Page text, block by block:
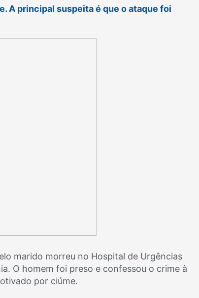
A principal suspeita é que o ataque foi
marido morreu no Hospital de Urgências
O homem foi preso e confessou o crime à
por ciúme.